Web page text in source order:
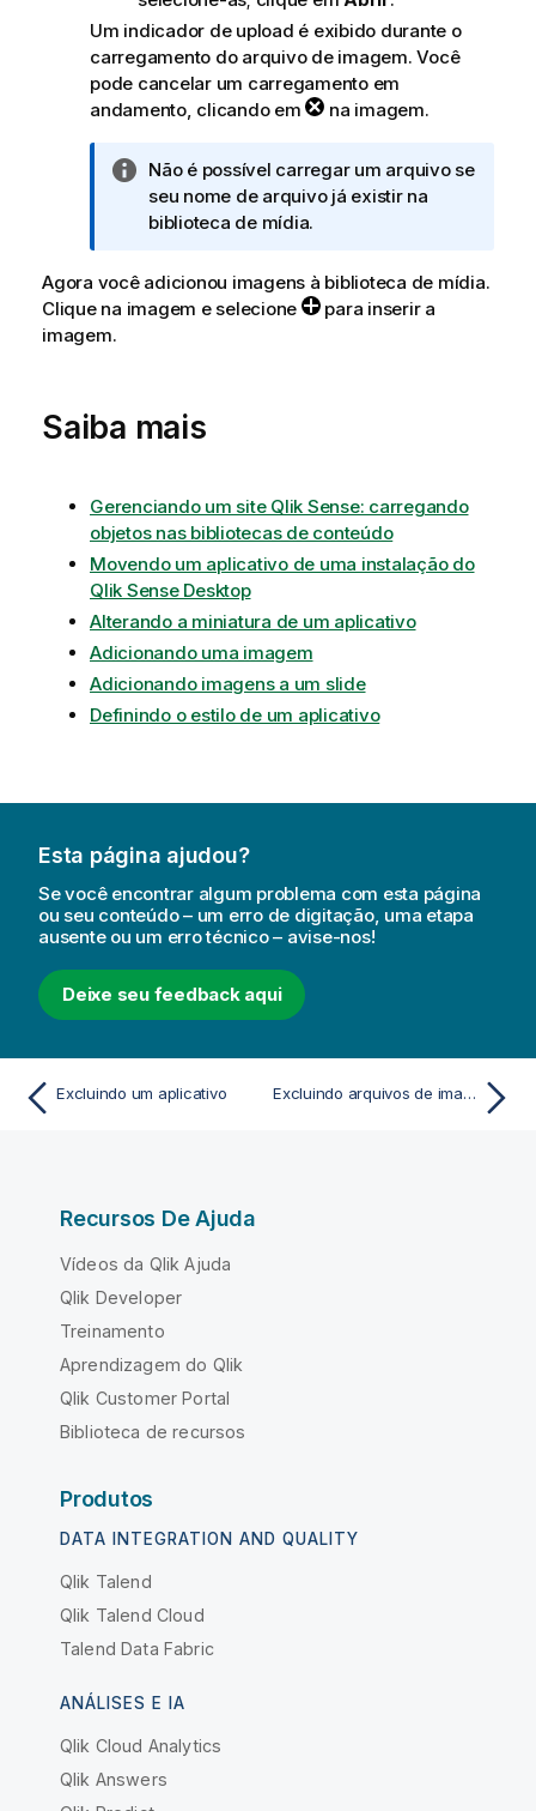
Um indicador de upload é exibido durante o
carregamento do arquivo de imagem. Você
pode cancelar um carregamento em
andamento, clicando em
na imagem.
N
o
t
i
n
a
v
a
Não é possível carregar um arquivo se
seu nome de arquivo já existir na
biblioteca de mídia.
Agora você adicionou imagens à biblioteca de mídia.
Clique na imagem e selecione
para inserir a
imagem.
Saiba mais
Gerenciando um site Qlik Sense: carregando
objetos nas bibliotecas de conteúdo
Movendo um aplicativo de uma instalação do
Qlik Sense Desktop
Alterando a miniatura de um aplicativo
Adicionando uma imagem
Adicionando imagens a um slide
Definindo o estilo de um aplicativo
Esta página ajudou?
Se você encontrar algum problema com esta página
ou seu conteúdo – um erro de digitação, uma etapa
ausente ou um erro técnico – avise-nos!
Deixe seu feedback aqui
Excluindo um aplicativo Excluindo arquivos de imagem da biblioteca de mídia
Recursos De Ajuda
Vídeos da Qlik Ajuda
Qlik Developer
Treinamento
Aprendizagem do Qlik
Qlik Customer Portal
Biblioteca de recursos
Produtos
DATA INTEGRATION AND QUALITY
Qlik Talend
Qlik Talend Cloud
Talend Data Fabric
ANÁLISES E IA
Qlik Cloud Analytics
Qlik Answers